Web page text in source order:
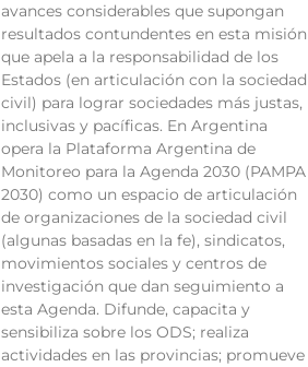
avances considerables que supongan
resultados contundentes en esta misión
que apela a la responsabilidad de los
Estados (en articulación con la sociedad
civil) para lograr sociedades más justas,
inclusivas y pacíficas. En Argentina
opera la Plataforma Argentina de
Monitoreo para la Agenda 2030 (PAMPA
2030) como un espacio de articulación
de organizaciones de la sociedad civil
(algunas basadas en la fe), sindicatos,
movimientos sociales y centros de
investigación que dan seguimiento a
esta Agenda. Difunde, capacita y
sensibiliza sobre los ODS; realiza
actividades en las provincias; promueve